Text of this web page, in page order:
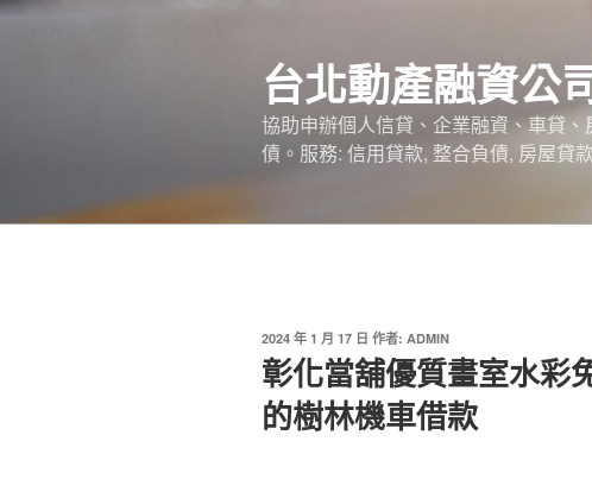
跳
台北動產融資公
協助申辦個人信貸、企業融資、車貸
債。服務: 信用貸款, 整合負債, 房屋貸
發
佈
於
2024 年 1 月 17 日 作者: ADMIN
彰化當舖優質畫室水彩
的樹林機車借款